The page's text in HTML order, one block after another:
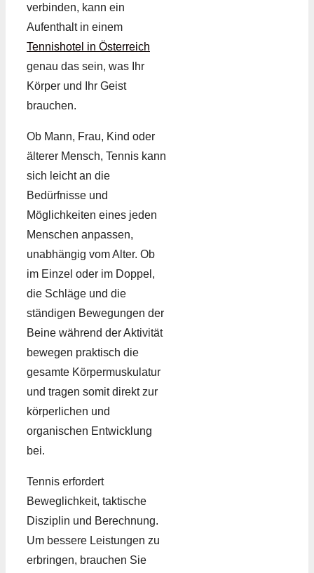
verbinden, kann ein
Aufenthalt in einem
Tennishotel in Österreich
genau das sein, was Ihr
Körper und Ihr Geist
brauchen.
Ob Mann, Frau, Kind oder
älterer Mensch, Tennis kann
sich leicht an die
Bedürfnisse und
Möglichkeiten eines jeden
Menschen anpassen,
unabhängig vom Alter. Ob
im Einzel oder im Doppel,
die Schläge und die
ständigen Bewegungen der
Beine während der Aktivität
bewegen praktisch die
gesamte Körpermuskulatur
und tragen somit direkt zur
körperlichen und
organischen Entwicklung
bei.
Tennis erfordert
Beweglichkeit, taktische
Disziplin und Berechnung.
Um bessere Leistungen zu
erbringen, brauchen Sie